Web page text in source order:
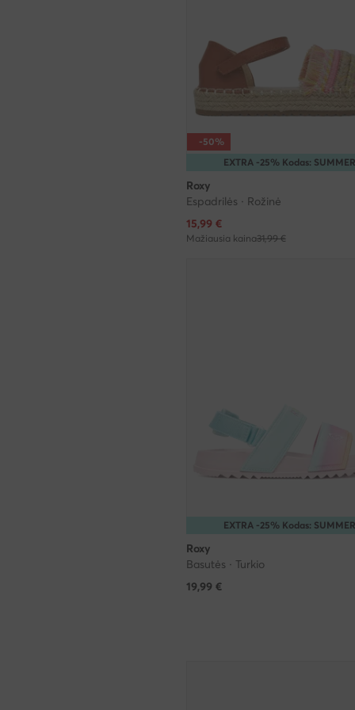
EXTRA -25% Kodas: SUMMER
-50%
Roxy
Espadrilės · Rožinė
Dabartinė kaina
15,99 €
Mažiausia kaina31,99 €
EXTRA -25% Kodas: SUMMER
Roxy
Basutės · Turkio
19,99 €